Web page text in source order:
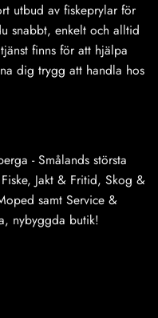
utbud av fiskeprylar för
snabbt, enkelt och alltid
finns för att hjälpa
dig trygg att handla hos
- Smålands största
Jakt & Fritid, Skog &
samt Service &
nybyggda butik!